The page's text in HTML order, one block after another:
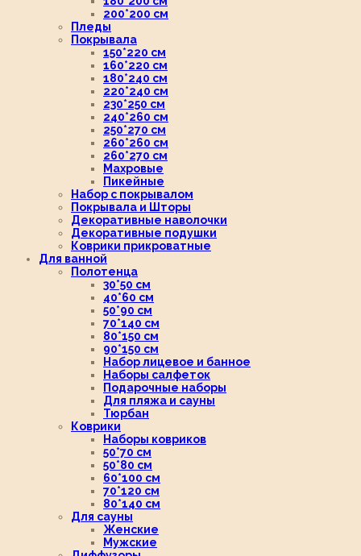
200*200 см
Пледы
Покрывала
150*220 см
160*220 см
180*240 см
220*240 см
230*250 см
240*260 см
250*270 см
260*260 см
260*270 см
Махровые
Пикейные
Набор с покрывалом
Покрывала и Шторы
Декоративные наволочки
Декоративные подушки
Коврики прикроватные
Для ванной
Полотенца
30*50 см
40*60 см
50*90 см
70*140 см
80*150 см
90*150 см
Набор лицевое и банное
Наборы салфеток
Подарочные наборы
Для пляжа и сауны
Тюрбан
Коврики
Наборы ковриков
50*70 см
50*80 см
60*100 см
70*120 см
80*140 см
Для сауны
Женские
Мужские